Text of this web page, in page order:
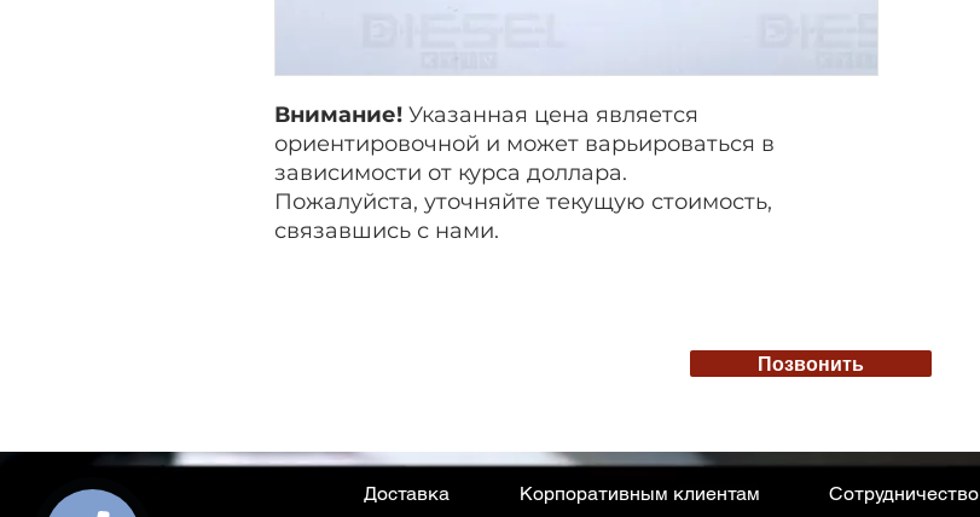
Внимание! Указанная цена является
ориентировочной и может варьироваться в
зависимости от курса доллара.
Пожалуйста, уточняйте текущую стоимость,
связавшись с нами.
Позвонить
Доставка Корпоративным клиентам Сотрудничество